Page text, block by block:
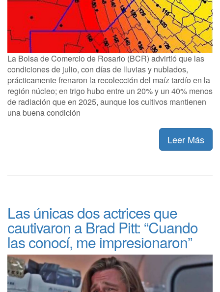
La Bolsa de Comercio de Rosario (BCR) advirtió que las
condiciones de julio, con días de lluvias y nublados,
prácticamente frenaron la recolección del maíz tardío en la
región núcleo; en trigo hubo entre un 20% y un 40% menos
de radiación que en 2025, aunque los cultivos mantienen
una buena condición
Leer Más
Las únicas dos actrices que
cautivaron a Brad Pitt: “Cuando
las conocí, me impresionaron”